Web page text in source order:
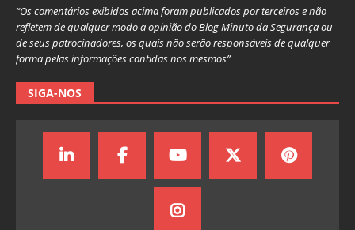
“Os comentários exibidos acima foram publicados por terceiros e não
refletem de qualquer modo a opinião do Blog Minuto da Segurança ou
de seus patrocinadores, os quais não serão responsáveis de qualquer
forma pelas informações contidas nos mesmos”
SIGA-NOS